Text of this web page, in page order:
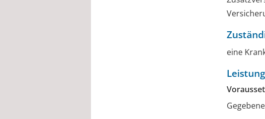
eine